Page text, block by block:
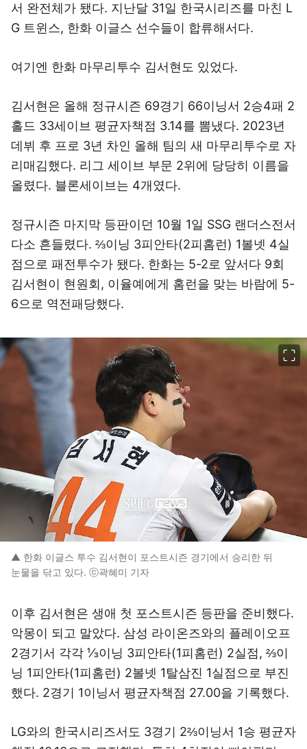
서 완전체가 됐다. 지난달 31일 한국시리즈를 마친 L
G 트윈스, 한화 이글스 선수들이 합류해서다.
여기엔 한화 마무리투수 김서현도 있었다.
김서현은 올해 정규시즌 69경기 66이닝서 2승4패 2
홀드 33세이브 평균자책점 3.14를 뽐냈다. 2023년
데뷔 후 프로 3년 차인 올해 팀의 새 마무리투수로 자
리매김했다. 리그 세이브 부문 2위에 당당히 이름을
올렸다. 블론세이브는 4개였다.
정규시즌 마지막 등판이던 10월 1일 SSG 랜더스전서
다소 흔들렸다. ⅔이닝 3피안타(2피홈런) 1볼넷 4실
점으로 패전투수가 됐다. 한화는 5-2로 앞서다 9회
김서현이 현원회, 이율예에게 홈런을 맞는 바람에 5-
6으로 역전패당했다.
▲ 한화 이글스 투수 김서현이 포스트시즌 경기에서 승리한 뒤
눈물을 닦고 있다. ⓒ곽혜미 기자
이후 김서현은 생애 첫 포스트시즌 등판을 준비했다.
악몽이 되고 말았다. 삼성 라이온즈와의 플레이오프
2경기서 각각 ⅓이닝 3피안타(1피홈런) 2실점, ⅔이
닝 1피안타(1피홈런) 2볼넷 1탈삼진 1실점으로 부진
했다. 2경기 1이닝서 평균자책점 27.00을 기록했다.
LG와의 한국시리즈서도 3경기 2⅔이닝서 1승 평균자